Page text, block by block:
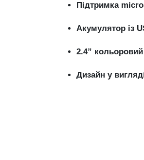
Підтримка
Акумулятор із
2.4”
Дизайн у